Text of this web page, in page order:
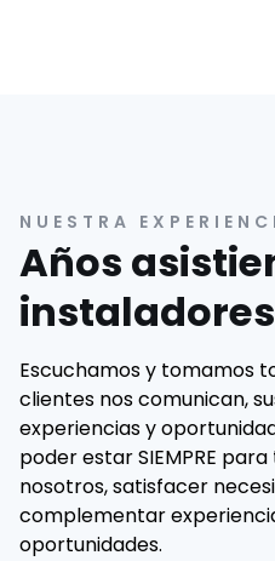
NUESTRA
Años
instaladores
Escuchamos y tomamos
clientes nos comunican,
experiencias y
poder estar SIEMPRE
nosotros, satisfacer
complementar
oportunidades.